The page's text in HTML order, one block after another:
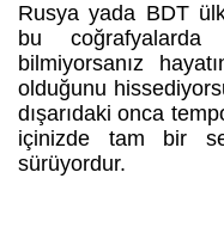
Rusya yada BDT
bu coğrafyalarda
bilmiyorsanız
olduğunu
dışarıdaki onca
içinizde tam bir
sürüyordur.